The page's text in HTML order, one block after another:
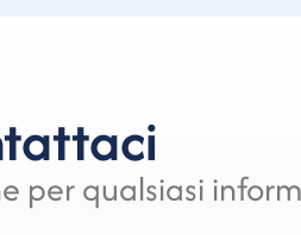
per qualsiasi